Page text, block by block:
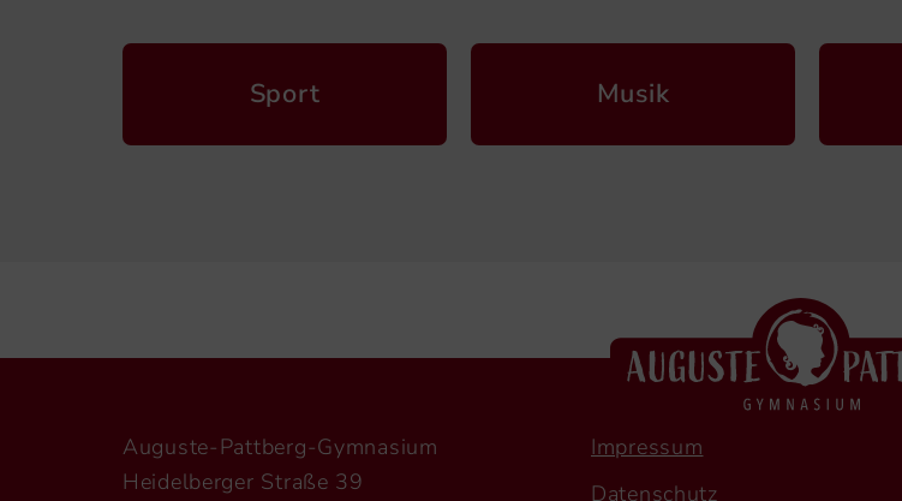
Sport Musik
Auguste-Pattberg-Gymnasium
Heidelberger Straße 39
Impressum
Datenschutz